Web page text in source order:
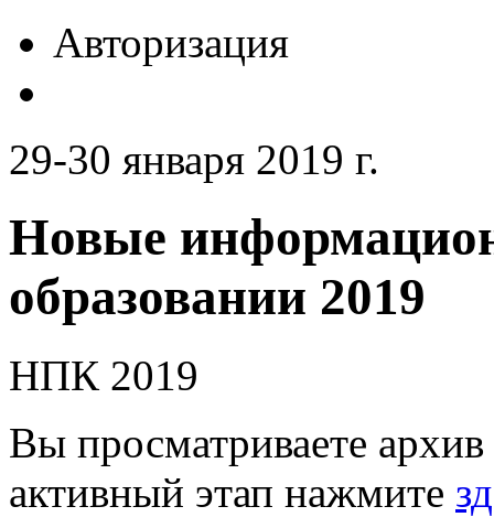
Авторизация
29-30 января 2019 г.
Новые
образовании 2019
НПК 2019
Вы просматриваете
активный этап нажмите